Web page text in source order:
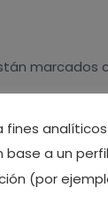
marcados
fines
a un perfil
(por